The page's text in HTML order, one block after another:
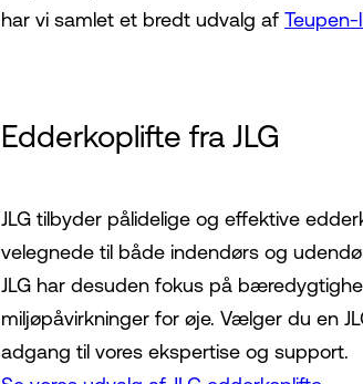
har vi samlet et bredt udvalg af Teupen-
Edderkoplifte fra JLG
JLG tilbyder pålidelige og effektive
velegnede til både indendørs og
JLG har desuden fokus på
miljøpåvirkninger for øje. Vælger du en
adgang til vores ekspertise og support.